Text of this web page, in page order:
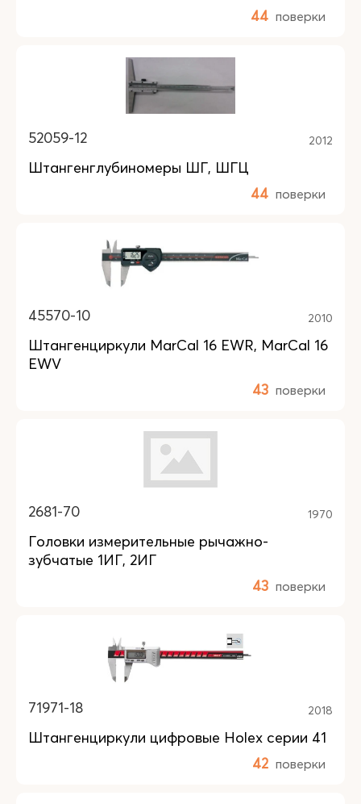
44 поверки
52059-12 2012
Штангенглубиномеры ШГ, ШГЦ
44 поверки
45570-10 2010
Штангенциркули MarCal 16 EWR, MarCal 16
EWV
43 поверки
2681-70 1970
Головки измерительные рычажно-
зубчатые 1ИГ, 2ИГ
43 поверки
71971-18 2018
Штангенциркули цифровые Holex серии 41
42 поверки